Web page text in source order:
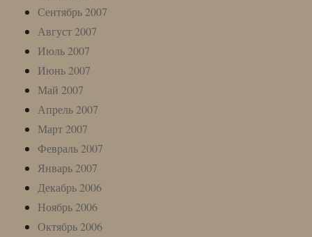
Сентябрь 2007
Август 2007
Июль 2007
Июнь 2007
Май 2007
Апрель 2007
Март 2007
Февраль 2007
Январь 2007
Декабрь 2006
Ноябрь 2006
Октябрь 2006